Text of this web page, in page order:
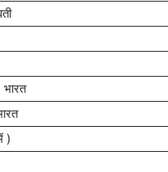
भारत
)